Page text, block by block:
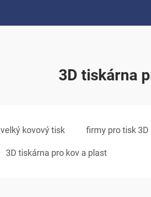
3D tiskárna
velký kovový tisk firmy pro tisk 3D
3D tiskárna pro kov a plast